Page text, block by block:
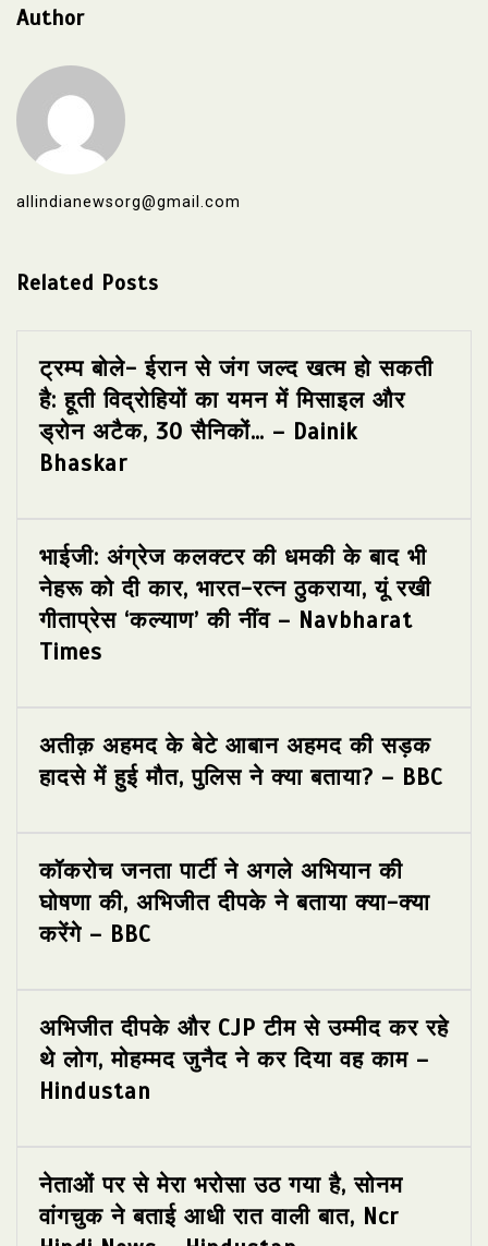
Author
allindianewsorg@gmail.com
Related Posts
ट्रम्प बोले- ईरान से जंग जल्द खत्म हो सकती
है: हूती विद्रोहियों का यमन में मिसाइल और
ड्रोन अटैक, 30 सैनिकों… – Dainik
Bhaskar
भाईजी: अंग्रेज कलक्टर की धमकी के बाद भी
नेहरू को दी कार, भारत-रत्न ठुकराया, यूं रखी
गीताप्रेस ‘कल्याण’ की नींव – Navbharat
Times
अतीक़ अहमद के बेटे आबान अहमद की सड़क
हादसे में हुई मौत, पुलिस ने क्या बताया? – BBC
कॉकरोच जनता पार्टी ने अगले अभियान की
घोषणा की, अभिजीत दीपके ने बताया क्या-क्या
करेंगे – BBC
अभिजीत दीपके और CJP टीम से उम्मीद कर रहे
थे लोग, मोहम्मद जुनैद ने कर दिया वह काम –
Hindustan
नेताओं पर से मेरा भरोसा उठ गया है, सोनम
वांगचुक ने बताई आधी रात वाली बात, Ncr